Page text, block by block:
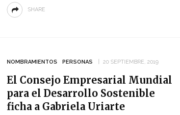
SHARE
NOMBRAMIENTOS PERSONAS 20 SEPTIEMBRE, 2019
El Consejo Empresarial Mundial
para el Desarrollo Sostenible
ficha a Gabriela Uriarte